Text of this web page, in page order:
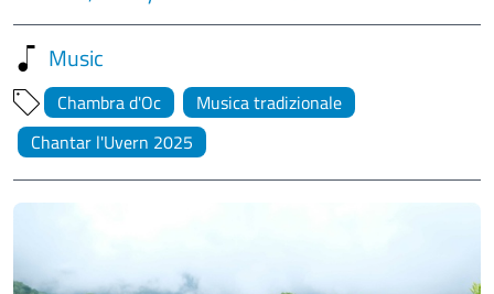
Music
Chambra d'Oc
Musica tradizionale
Chantar l'Uvern 2025